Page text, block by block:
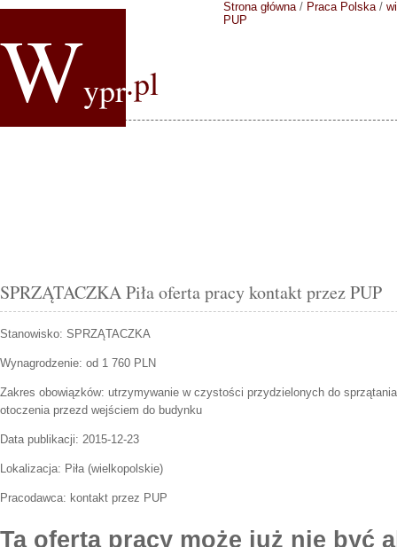
Wypr.pl
Strona główna/ Praca Polska/
PUP
SPRZĄTACZKA Piła oferta pracy kontakt przez PUP
Stanowisko: SPRZĄTACZKA
Wynagrodzenie: od 1 760 PLN
Zakres obowiązków: utrzymywanie w czystości przydzielonych do
otoczenia przezd wejściem do budynku
Data publikacji: 2015-12-23
Lokalizacja: Piła(wielkopolskie)
Pracodawca: kontakt przez PUP
Ta oferta pracy może już nie być